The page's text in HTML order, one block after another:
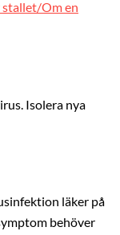
Om en
Isolera nya
läker på
behöver